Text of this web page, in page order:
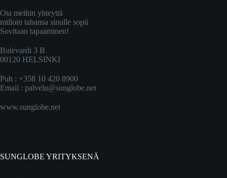
Ota meihin yhteyttä
milloin tahansa sinulle sopii
Sovitaan tapaaminen!
Bulevardi 3 B
00120 HELSINKI
Puh : +358 10 420 8900
Email : palvelu@sunglobe.net
www.sunglobe.net
SUNGLOBE YRITYKSENÄ